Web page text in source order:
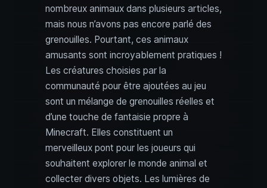
nombreux animaux dans plusieurs articles,
mais nous n’avons pas encore parlé des
grenouilles. Pourtant, ces animaux
amusants sont incroyablement pratiques !
Les créatures choisies par la
communauté pour être ajoutées au jeu
sont un mélange de grenouilles réelles et
d’une touche de fantaisie propre à
Minecraft. Elles constituent un
merveilleux pont pour les joueurs qui
souhaitent explorer le monde animal et
collecter divers objets. Les lumières de